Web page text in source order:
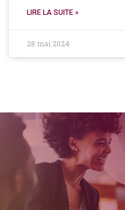
LIRE LA SUITE »
28 mai 2024